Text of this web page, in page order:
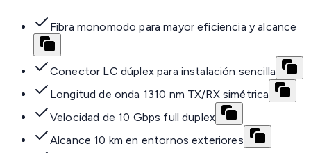
Fibra monomodo para mayor eficiencia y alcance
Conector LC dúplex para instalación sencilla
Longitud de onda 1310 nm TX/RX simétrica
Velocidad de 10 Gbps full duplex
Alcance 10 km en entornos exteriores